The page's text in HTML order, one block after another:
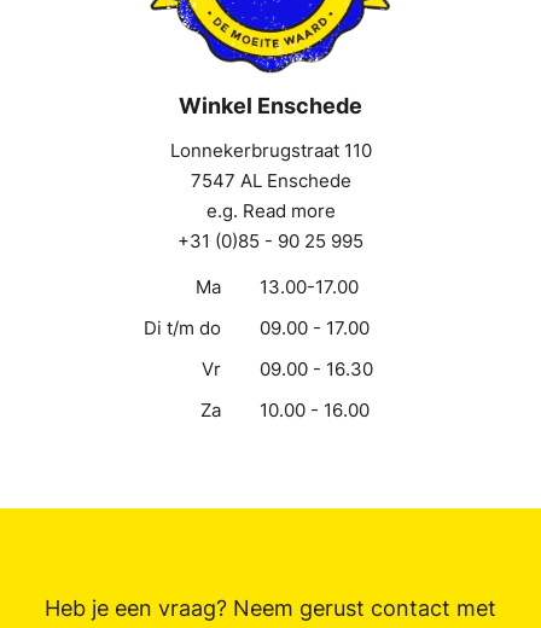
Winkel Enschede
Lonnekerbrugstraat 110
7547 AL Enschede
e.g. Read more
+31 (0)85 - 90 25 995
Ma
13.00-17.00
Di t/m do
09.00 - 17.00
Vr
09.00 - 16.30
Za
10.00 - 16.00
Heb je een vraag? Neem gerust contact met